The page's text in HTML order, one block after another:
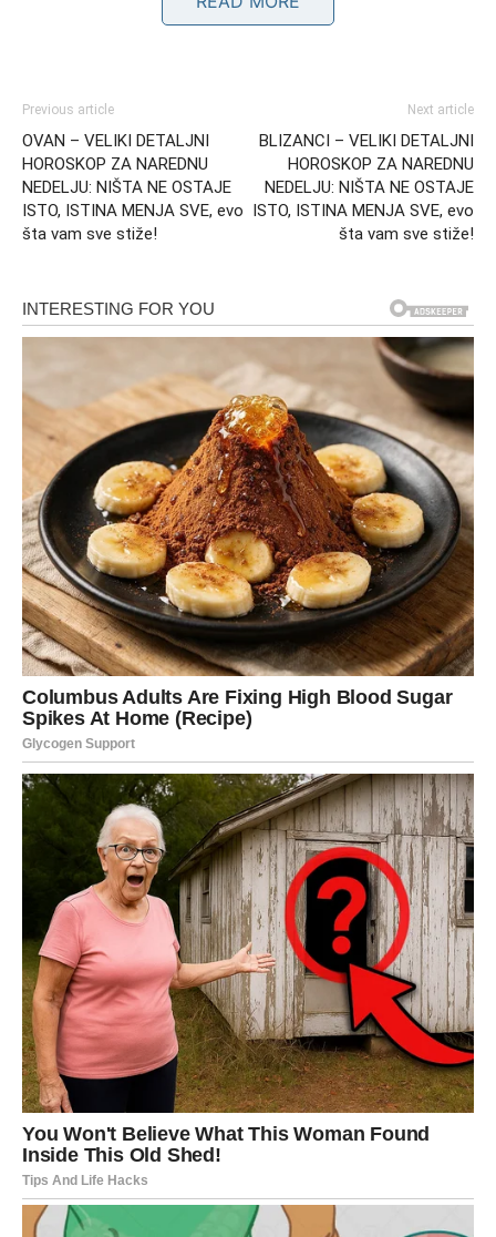
Slobodni Bikovi i neočekivani susreti
Za slobodne pripadnike ovog znaka, naredni period
donosi susrete koji deluju sudbinski. Međutim, ovi susreti
nisu slučajni – oni dolaze kao deo procesa razotkrivanja i
ličnog razvoja. Osoba koja ulazi u vaš život može
probuditi emocije koje niste očekivali, ali i pokrenuti
unutrašnje dileme.
Ovo nije vreme za površne kontakte, već za duboke i
intenzivne emocije koje ostavljaju trag.
Posao i finansije – istina menja
planove
Neočekivani obrti u poslovnom okruženju
Na poslovnom planu dolazi do promena koje mogu
delovati naglo, ali su zapravo rezultat procesa koji traje
već neko vreme. Informacije koje dolaze do vas mogu
promeniti vaš pogled na kolege, saradnike ili čak pravac
kojim se kreće vaša karijera.
Moguće je razotkrivanje skrivenih namera drugih ljudi ili
uvid u situacije koje su do sada bile nejasne. Bikovi će
sada videti pravu sliku – bez ulepšavanja.
Finansijska slika dobija novu dimenziju
Finansije takođe ulaze u fazu preispitivanja. Istine koje
izlaze na videlo mogu ukazati na propuste ili skrivene
troškove koji su do sada bili zanemareni. Ovo je period u
Previous article
OVAN – VELIKI DETALJNI
HOROSKOP ZA NAREDNU
NEDELJU: NIŠTA NE OSTAJE
ISTO, ISTINA MENJA SVE, evo
šta vam sve stiže!
Next article
BLIZANCI – VELIKI DETALJNI
HOROSKOP ZA NAREDNU
NEDELJU: NIŠTA NE OSTAJE
ISTO, ISTINA MENJA SVE, evo
šta vam sve stiže!